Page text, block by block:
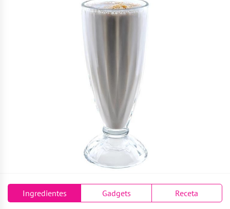
Ingredientes Gadgets Receta